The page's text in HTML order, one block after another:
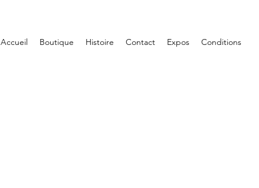
Accueil Boutique Histoire Contact Expos Conditions